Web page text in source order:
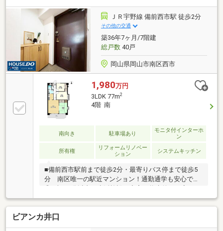
用・家具家電費用はもちろん、他社借入やカーローン
の残債を住宅ローンの低金利でまとめて借入可能◆住
宅ローンを複数社断られたことのある方のご成約実績
あり！まずはご相談ください♪
ＪＲ宇野線 備前西市駅 徒歩2分
その他の交通
築36年7ヶ月/7階建
総戸数40戸
岡山県岡山市南区西市
1,980万円
3LDK 77m2
4階 南
南向き 駐車場あり
モニタ付インターホ
ン
所有権
リフォームリノベー
ション
システムキッチン
■備前西市駅前まで徒歩2分・最寄りバス停まで徒歩5
分 南区唯一の駅近マンション！通勤通学も安心です
心！ マルナカ・業務スーパー・ザグザグ下中野店が
近く、日々のお買い物も便利！■生活イメージ広がる
ディスプレイ付き！■自由に変更できる間取り！
2LDKにリフォームで変更も可能です◎■4階住戸で外
ビアンカ井口